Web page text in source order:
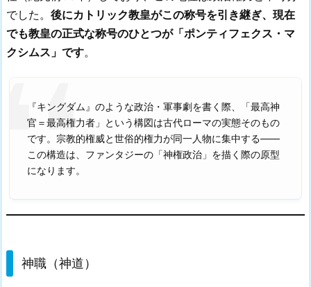
でした。 後にカトリック教皇がこの称号を引き継ぎ、現在
でも教皇の正式な称号のひとつが「ポンティフェクス・マ
クシムス」です。
『キングダム』のような政治・軍事劇を書く際、「最高神
官＝最高権力者」という構図は古代ローマの実態そのもの
です。宗教的権威と世俗的権力が同一人物に集中する——
この構造は、ファンタジーの「神権政治」を描く際の原型
になります。
神職（神道）